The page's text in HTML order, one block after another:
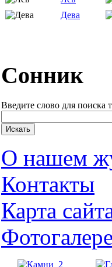
Дева
Сонник
Введите слово для поиска
О нашем
Контакты
Карта